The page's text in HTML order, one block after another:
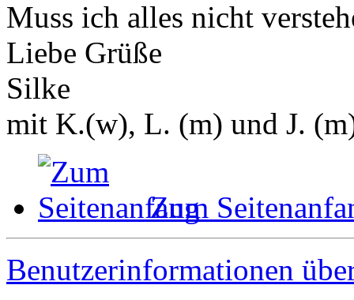
Muss ich alles nicht
Liebe Grüße
Silke
mit K.(w), L. (m) und J.
Zum
Benutzerinformationen